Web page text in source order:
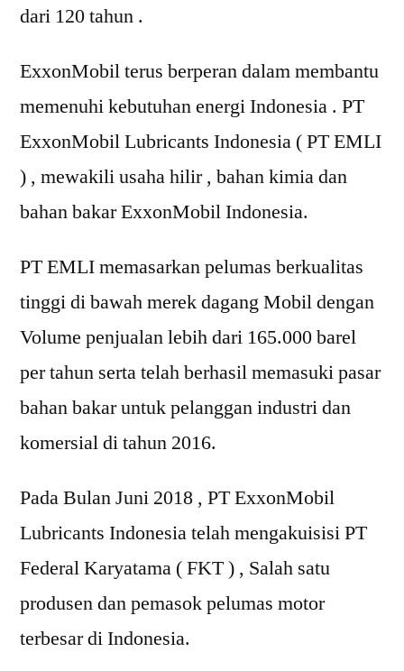
dari 120 tahun .
ExxonMobil terus berperan dalam membantu
memenuhi kebutuhan energi Indonesia . PT
ExxonMobil Lubricants Indonesia ( PT EMLI
) , mewakili usaha hilir , bahan kimia dan
bahan bakar ExxonMobil Indonesia.
PT EMLI memasarkan pelumas berkualitas
tinggi di bawah merek dagang Mobil dengan
Volume penjualan lebih dari 165.000 barel
per tahun serta telah berhasil memasuki pasar
bahan bakar untuk pelanggan industri dan
komersial di tahun 2016.
Pada Bulan Juni 2018 , PT ExxonMobil
Lubricants Indonesia telah mengakuisisi PT
Federal Karyatama ( FKT ) , Salah satu
produsen dan pemasok pelumas motor
terbesar di Indonesia.